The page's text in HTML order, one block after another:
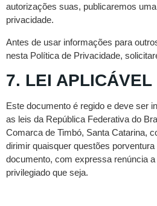
autorizações suas, publicaremos
privacidade.
Antes de usar informações para
nesta Política de Privacidade,
7. LEI APLICÁVEL
Este documento é regido e deve ser
as leis da República Federativa do
Comarca de Timbó, Santa Catarina,
dirimir quaisquer questões
documento, com expressa renúncia
privilegiado que seja.